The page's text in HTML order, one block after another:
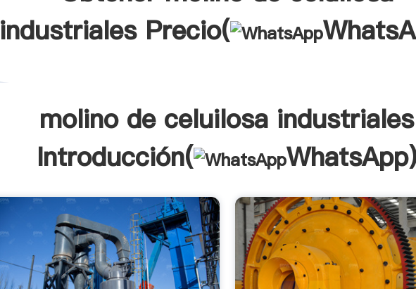
industriales Precio(
molino de celuilosa industriales
Introducción(
WhatsApp